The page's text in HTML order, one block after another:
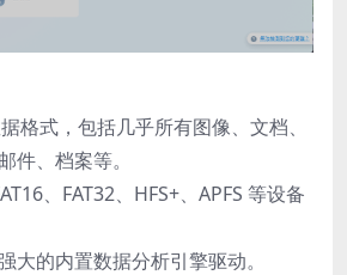
格式，包括几乎所有图像、文档、
件、档案等。
、FAT32、HFS+、APFS 等设备
大的内置数据分析引擎驱动。